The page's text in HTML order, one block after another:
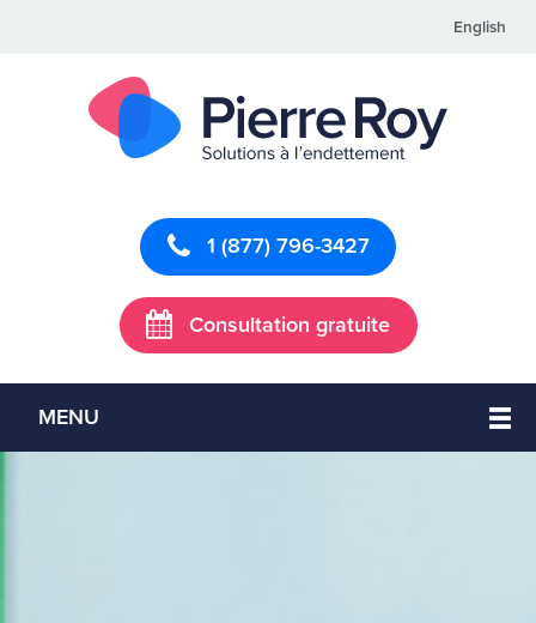
English
1 (877) 796-3427
Consultation gratuite
MENU